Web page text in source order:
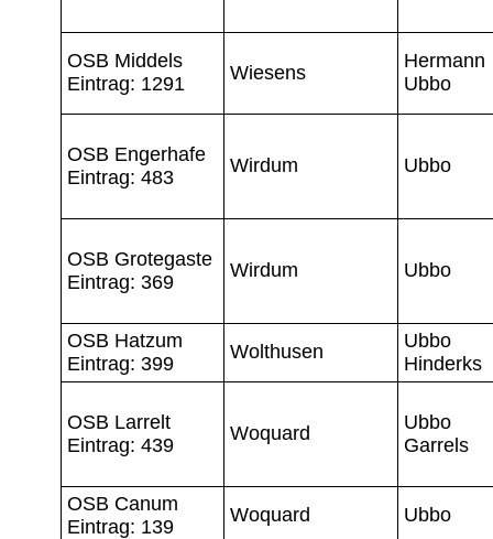
OSB Middels
Eintrag: 1291
Wiesens
Hermann
Ubbo
OSB Engerhafe
Eintrag: 483
Wirdum Ubbo
OSB Grotegaste
Eintrag: 369
Wirdum Ubbo
OSB Hatzum
Eintrag: 399
Wolthusen
Ubbo
Hinderks
OSB Larrelt
Eintrag: 439
Woquard
Ubbo
Garrels
OSB Canum
Eintrag: 139
Woquard Ubbo